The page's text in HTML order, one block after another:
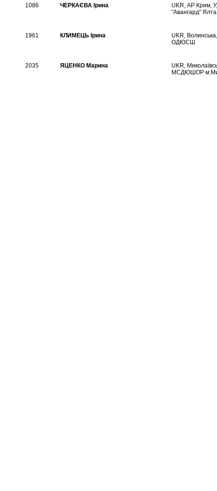
1086 ЧЕРКАЄВА Ірина
UKR, АР Крим,
"Авангард" Ялта
1961 КЛИМЕЦЬ Ірина
UKR,
ОДЮСШ
2035 ЯЦЕНКО Марина
UKR,
МСДЮШОР